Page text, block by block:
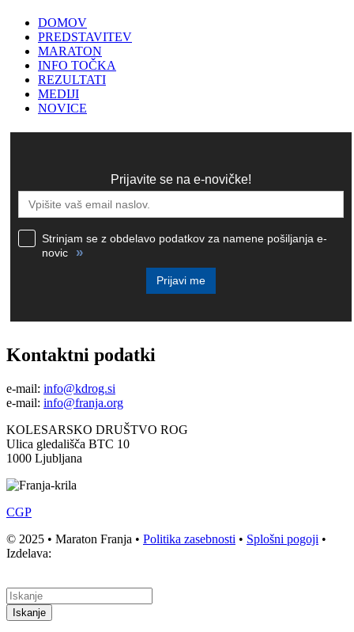
DOMOV
PREDSTAVITEV
MARATON
INFO TOČKA
REZULTATI
MEDIJI
NOVICE
Prijavite se na e-novičke!
Strinjam se z obdelavo podatkov za namene pošiljanja e-
novic
»
Prijavi me
Kontaktni podatki
e-mail: info@kdrog.si
e-mail: info@franja.org
KOLESARSKO DRUŠTVO ROG
Ulica gledališča BTC 10
1000 Ljubljana
CGP
© 2025 • Maraton Franja • Politika zasebnosti • Splošni pogoji •
Izdelava:
Iskanje